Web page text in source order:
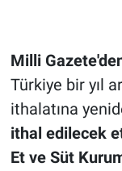
Milli
Türkiye bir yıl
ithalatına
ithal edilecek et
Et ve Süt